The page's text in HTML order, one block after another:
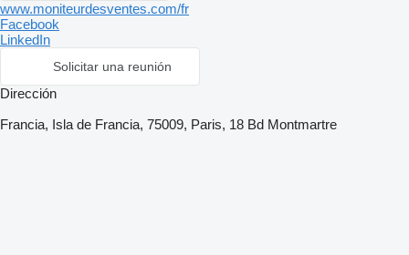
www.moniteurdesventes.com/fr
Facebook
LinkedIn
Solicitar una reunión
Dirección
Francia, Isla de Francia, 75009, Paris, 18 Bd Montmartre